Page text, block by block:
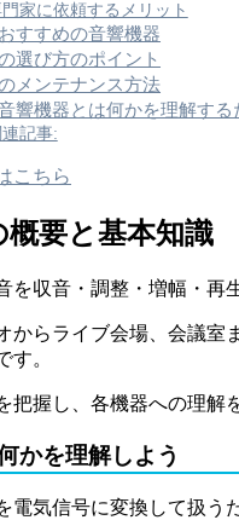
家に依頼するメリット
すすめの音響機器
選び方のポイント
メンテナンス方法
響機器とは何かを理解する
連記事:
概要と基本知識
を収音・調整・増幅・再
からライブ会場、会議室
す。
把握し、各機器への理解
かを理解しよう
電気信号に変換して扱う